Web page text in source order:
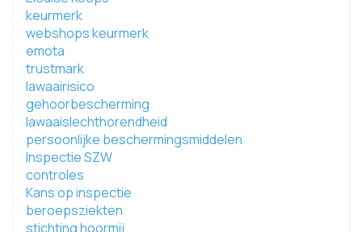
keurmerk
webshops keurmerk
emota
trustmark
lawaairisico
gehoorbescherming
lawaaislechthorendheid
persoonlijke beschermingsmiddelen
Inspectie SZW
controles
Kans op inspectie
beroepsziekten
stichting hoormij